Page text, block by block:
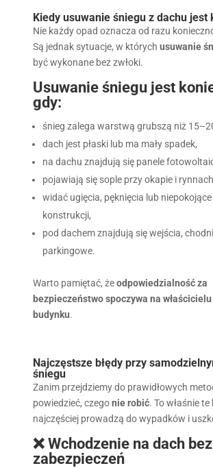
Kiedy usuwanie śniegu z dachu jest
Nie każdy opad oznacza od razu
Są jednak sytuacje, w których usuwanie
być wykonane bez zwłoki.
Usuwanie śniegu jest
gdy:
śnieg zalega warstwą grubszą niż
dach jest płaski lub ma mały spadek,
na dachu znajdują się panele
pojawiają się sople przy okapie i
widać ugięcia, pęknięcia lub niepokojące
konstrukcji,
pod dachem znajdują się wejścia,
parkingowe.
Warto pamiętać, żeodpowiedzialność za
bezpieczeństwo spoczywa na
budynku.
Najczęstsze błędy przy
śniegu
Zanim przejdziemy do prawidłowych
powiedzieć, czegonie robić. To właśnie te
najczęściej prowadzą do wypadków i
❌ Wchodzenie na dach bez
zabezpieczeń